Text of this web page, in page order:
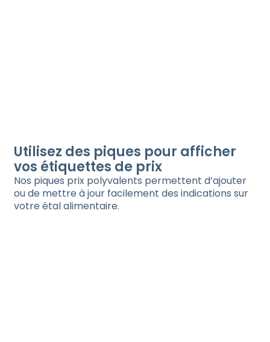
Utilisez des piques pour afficher
vos étiquettes de prix
Nos piques prix polyvalents permettent d’ajouter
ou de mettre à jour facilement des indications sur
votre étal alimentaire.